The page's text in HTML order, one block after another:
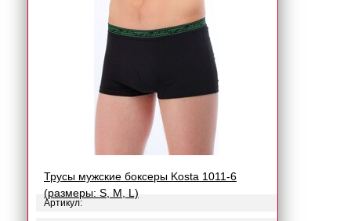
Трусы мужские боксеры Kosta 1011-6
(размеры: S, M, L)
Артикул: